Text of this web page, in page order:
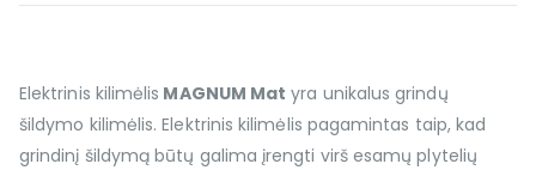
Elektrinis kilimėlis MAGNUM Mat yra unikalus grindų
šildymo kilimėlis. Elektrinis kilimėlis pagamintas taip, kad
grindinį šildymą būtų galima įrengti virš esamų plytelių